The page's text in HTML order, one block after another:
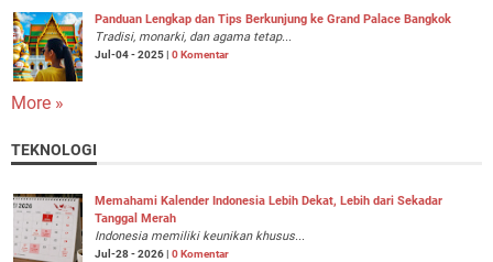
Panduan Lengkap dan Tips Berkunjung ke Grand Palace Bangkok
Tradisi, monarki, dan agama tetap...
Jul-04 - 2025 | 0 Komentar
More »
TEKNOLOGI
Memahami Kalender Indonesia Lebih Dekat, Lebih dari Sekadar
Tanggal Merah
Indonesia memiliki keunikan khusus...
Jul-28 - 2026 | 0 Komentar